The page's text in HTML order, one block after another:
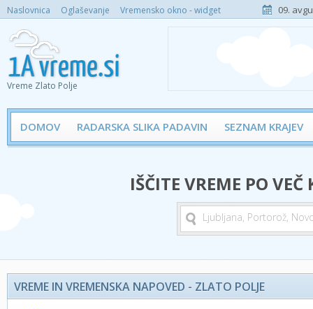
Naslovnica Oglaševanje Vremensko okno - widget 09.
Vreme Zlato Polje
DOMOV RADARSKA SLIKA PADAVIN SEZNAM KRAJEV
IŠČITE VREME PO
VREME IN VREMENSKA NAPOVED - ZLATO POLJE